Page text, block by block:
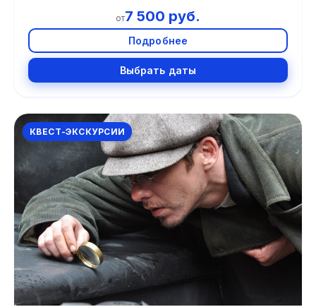
от7 500 руб.
Подробнее
Выбрать даты
КВЕСТ-ЭКСКУРСИИ